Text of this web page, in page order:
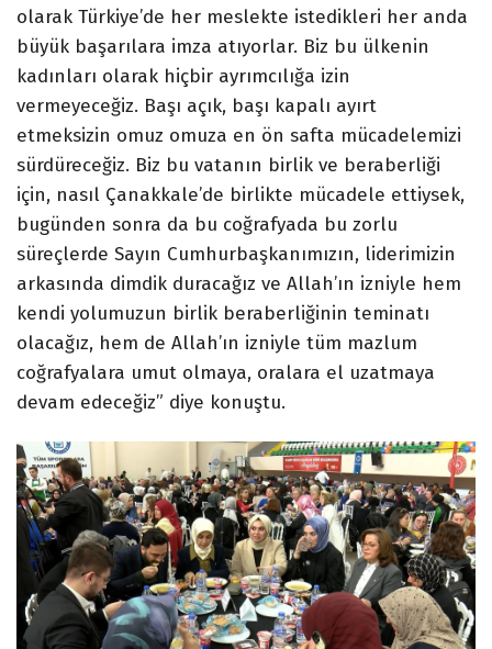
olarak Türkiye’de her meslekte istedikleri her anda
büyük başarılara imza atıyorlar. Biz bu ülkenin
kadınları olarak hiçbir ayrımcılığa izin
vermeyeceğiz. Başı açık, başı kapalı ayırt
etmeksizin omuz omuza en ön safta mücadelemizi
sürdüreceğiz. Biz bu vatanın birlik ve beraberliği
için, nasıl Çanakkale’de birlikte mücadele ettiysek,
bugünden sonra da bu coğrafyada bu zorlu
süreçlerde Sayın Cumhurbaşkanımızın, liderimizin
arkasında dimdik duracağız ve Allah’ın izniyle hem
kendi yolumuzun birlik beraberliğinin teminatı
olacağız, hem de Allah’ın izniyle tüm mazlum
coğrafyalara umut olmaya, oralara el uzatmaya
devam edeceğiz” diye konuştu.